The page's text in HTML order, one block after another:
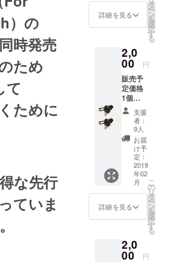
の
時発売
ため
て
ために
な先行
ていま
ド） エ
ンド
ロール
画面に
のお名
前が流
れま
す。
（一件
につき
個人名
お一人
分） 実
名また
はハン
ドル
ネーム
ご指定
下さ
い。
（公序
ご遠慮
くださ
詳細を見る
タ
ー
ン
を
選
択
す
る
2,0
00 円
販売予
定価格
1個
1,200円
（税
別）の
新製品
スナッ
プピア
FB......2
無料(国
内のみ)
クリッ
クポス
届け
支援
者：
9人
お届
け予
定：
2019
年02
月
詳細を見る
こ
の
リ
タ
ー
ン
を
選
択
す
る
2,0
00 円